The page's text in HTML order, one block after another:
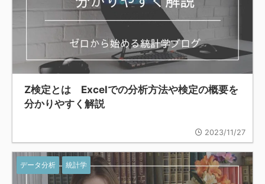
Z検定とは Excelでの分析方法や検定の概要を
分かりやすく解説
2023/11/27
データ分析 統計学